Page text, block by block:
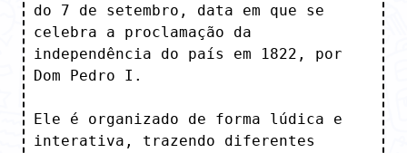
do 7 de setembro, data em que se
celebra a proclamação da
independência do país em 1822, por
Dom Pedro I.
Ele é organizado de forma lúdica e
interativa, trazendo diferentes